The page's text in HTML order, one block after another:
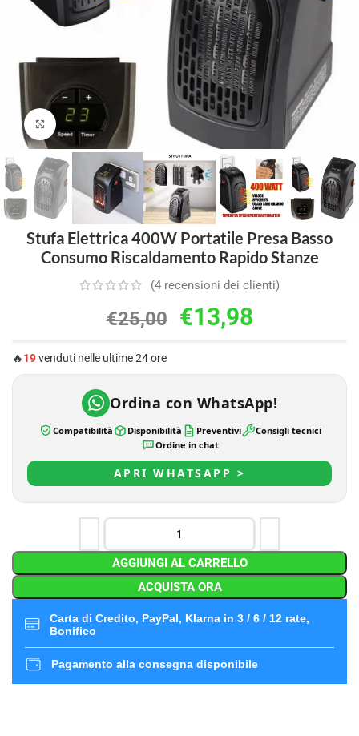
Clicca per ingrandire
Stufa Elettrica 400W Portatile Presa Basso
Consumo Riscaldamento Rapido Stanze
(4 recensioni dei clienti)
€25,00 €13,98
🔥19venduti nelle ultime 24 ore
Ordina con WhatsApp!
Compatibilità Disponibilità Preventivi
Consigli tecnici
Ordine in chat
APRI WHATSAPP >
AGGIUNGI AL CARRELLO
ACQUISTA ORA
Carta di Credito, PayPal, Klarna in 3 / 6 / 12 rate,
Bonifico
Pagamento alla consegna disponibile